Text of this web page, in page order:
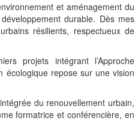
et aménagement du
durable. Dès mes
résilients, respectueux de
projets intégrant l’Approche
écologique repose sur une vision
du renouvellement urbain,
formatrice et conférencière, en